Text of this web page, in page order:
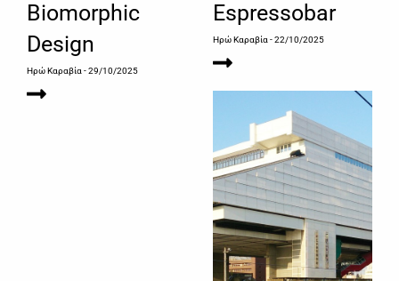
Biomorphic
Design
Ηρώ Καραβία - 29/10/2025
Espressobar
Ηρώ Καραβία - 22/10/2025